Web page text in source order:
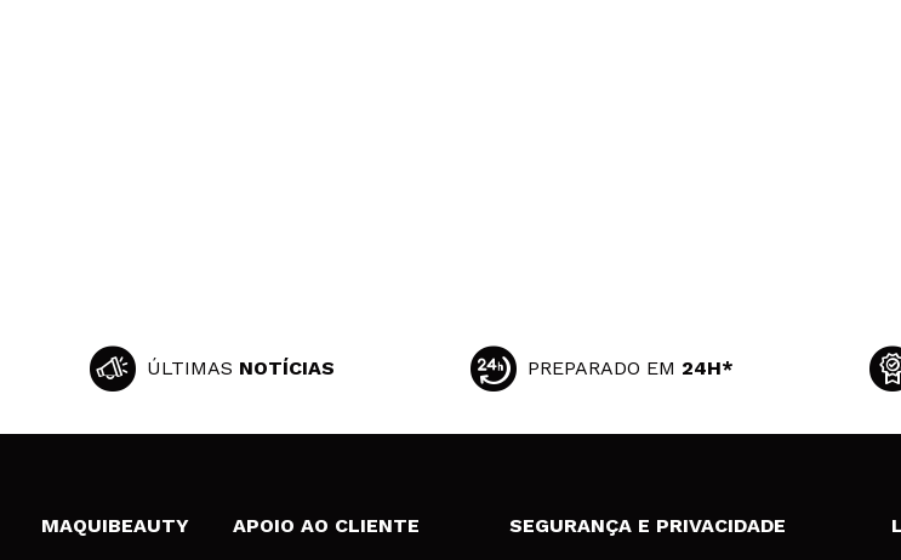
ÚLTIMAS NOTÍCIAS PREPARADO EM 24H*
MAQUIBEAUTY APOIO AO CLIENTE SEGURANÇA E PRIVACIDADE